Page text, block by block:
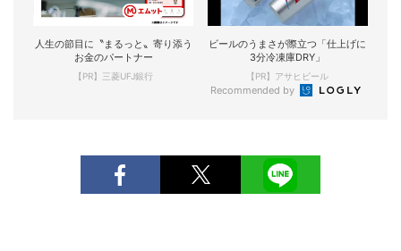
人生の節目に〝まるっと〟寄り添う
お金のパートナー
【PR】三菱UFJ銀行
ビールのうまさが際立つ「仕上げに
3分冷凍庫DRY」
【PR】アサヒビール
Recommended by